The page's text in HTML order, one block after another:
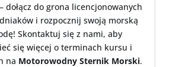
dołącz do grona licencjonowanych
i rozpocznij swoją morską
Skontaktuj się z nami, aby
się więcej o terminach kursu i
na Motorowodny Sternik Morski.